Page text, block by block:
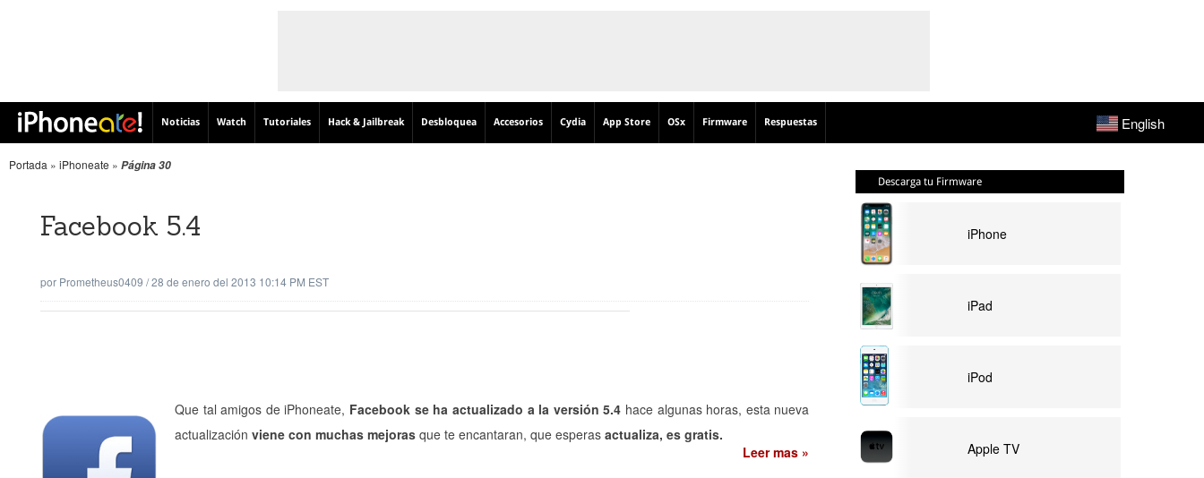
Noticias Watch Tutoriales Hack & Jailbreak Desbloquea Accesorios Cydia App Store OSx Firmware Respuestas English
Portada » iPhoneate » Página 30
Facebook 5.4
por Prometheus0409 /28 de enero del 2013 10:14 PM EST
Que tal amigos de iPhoneate, Facebook se ha actualizado a la versión 5.4 hace algunas horas, esta nueva
actualización viene con muchas mejoras que te encantaran, que esperas actualiza, es gratis.
Leer mas »
Descarga tu Firmware
iPhone
iPad
iPod
Apple TV